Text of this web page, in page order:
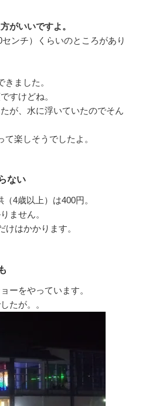
がいいですよ。
ンチ）くらいのところがあり
ました。
すけどね。
が、水に浮いていたのでそん
楽しそうでしたよ。
ない
4歳以上）は400円。
ません。
けはかかります。
ーをやっています。
たが。。